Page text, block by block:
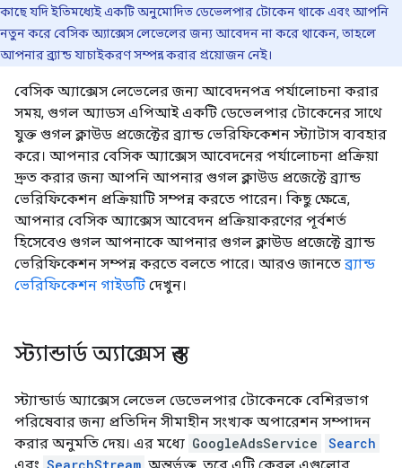
কাছে যদি ইতিমধ্যেই একটি অনুমোদিত ডেভেলপার টোকেন থাকে এবং আপনি
নতুন করে বেসিক অ্যাক্সেস লেভেলের জন্য আবেদন না করে থাকেন, তাহলে
আপনার ব্র্যান্ড যাচাইকরণ সম্পন্ন করার প্রয়োজন নেই।
বেসিক অ্যাক্সেস লেভেলের জন্য আবেদনপত্র পর্যালোচনা করার
সময়, গুগল অ্যাডস এপিআই একটি ডেভেলপার টোকেনের সাথে
যুক্ত গুগল ক্লাউড প্রজেক্টের ব্র্যান্ড ভেরিফিকেশন স্ট্যাটাস ব্যবহার
করে। আপনার বেসিক অ্যাক্সেস আবেদনের পর্যালোচনা প্রক্রিয়া
দ্রুত করার জন্য আপনি আপনার গুগল ক্লাউড প্রজেক্টে ব্র্যান্ড
ভেরিফিকেশন প্রক্রিয়াটি সম্পন্ন করতে পারেন। কিছু ক্ষেত্রে,
আপনার বেসিক অ্যাক্সেস আবেদন প্রক্রিয়াকরণের পূর্বশর্ত
হিসেবেও গুগল আপনাকে আপনার গুগল ক্লাউড প্রজেক্টে ব্র্যান্ড
ভেরিফিকেশন সম্পন্ন করতে বলতে পারে। আরও জানতেব্র্যান্ড
ভেরিফিকেশন গাইডটি দেখুন।
স্ট্যান্ডার্ড অ্যাক্সেস স্তর
স্ট্যান্ডার্ড অ্যাক্সেস লেভেল ডেভেলপার টোকেনকে বেশিরভাগ
পরিষেবার জন্য প্রতিদিন সীমাহীন সংখ্যক অপারেশন সম্পাদন
করার অনুমতি দেয়। এর মধ্যে GoogleAdsService
Search